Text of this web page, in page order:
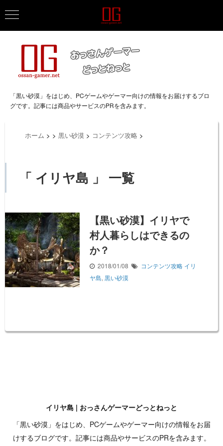
「黒い砂漠」をはじめ、PCゲームやゲーマー向けの情報をお届けするブロ
グです。記事には商品やサービスのPRを含みます。
ホーム > > 黒い砂漠 > コンテンツ攻略 >
「 イリヤ島 」 一覧
【黒い砂漠】イリヤで
村人暮らしはできるの
か？
2018/01/08 コンテンツ攻略 イリ
ヤ島, 黒い砂漠
イリヤ島 | おっさんゲーマーどっとねっと
「黒い砂漠」をはじめ、PCゲームやゲーマー向けの情報をお届
けするブログです。記事には商品やサービスのPRを含みます。